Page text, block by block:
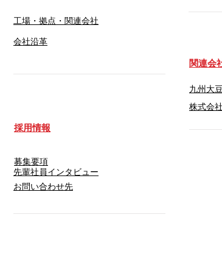
工場・拠点・関連会社
会社沿革
関連会
九州大
株式会
採用情報
募集要項
先輩社員インタビュー
​お問い合わせ先